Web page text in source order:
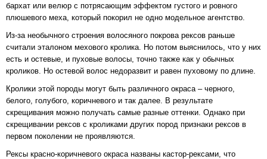
бархат или велюр с потрясающим эффектом густого и ровного
плюшевого меха, который покорил не одно модельное агентство.
Из-за необычного строения волосяного покрова рексов раньше
считали эталоном мехового кролика. Но потом выяснилось, что у них
есть и остевые, и пуховые волосы, точно также как у обычных
кроликов. Но остевой волос недоразвит и равен пуховому по длине.
Кролики этой породы могут быть различного окраса – черного,
белого, голубого, коричневого и так далее. В результате
скрещивания можно получать самые разные оттенки. Однако при
скрещивании рексов с кроликами других пород признаки рексов в
первом поколении не проявляются.
Рексы красно-коричневого окраса названы кастор-рексами, что